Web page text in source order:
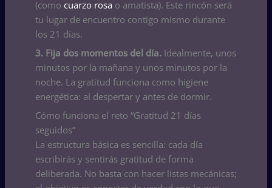
(como cuarzo rosa o amatista). Este rincón será
tu lugar de encuentro contigo mismo durante
los 21 días.
3. Fija dos momentos del día.Idealmente, unos
minutos por la mañana y unos minutos por la
noche. La gratitud funciona como higiene
energética: al despertar y antes de dormir.
Cómo funciona el reto “Gratitud 21 días
seguidos”
La estructura básica es sencilla: cada día
escribirás y sentirás gratitud de forma
deliberada. No basta con hacer listas mecánicas;